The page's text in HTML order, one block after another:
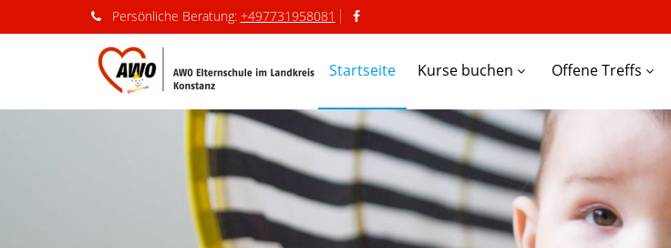
Persönliche Beratung: +497731958081
Startseite Kurse buchen Offene Treffs